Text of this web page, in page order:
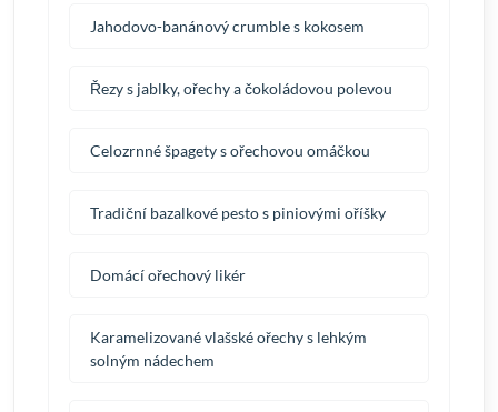
Jahodovo-banánový crumble s kokosem
Řezy s jablky, ořechy a čokoládovou polevou
Celozrnné špagety s ořechovou omáčkou
Tradiční bazalkové pesto s piniovými oříšky
Domácí ořechový likér
Karamelizované vlašské ořechy s lehkým
solným nádechem